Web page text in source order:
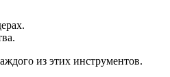
из этих инструментов.